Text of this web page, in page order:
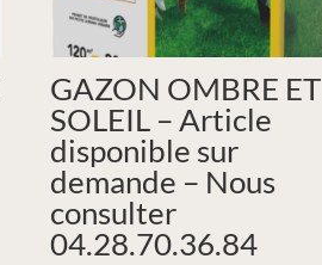
GAZON OMBRE ET
SOLEIL – Article
disponible sur
demande – Nous
consulter
04.28.70.36.84